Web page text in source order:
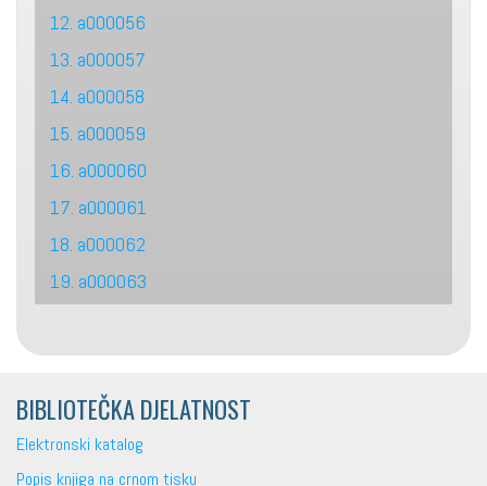
12. a000056
13. a000057
14. a000058
15. a000059
16. a000060
17. a000061
18. a000062
19. a000063
BIBLIOTEČKA DJELATNOST
Elektronski katalog
Popis knjiga na crnom tisku